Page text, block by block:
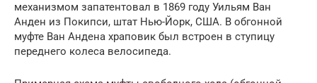
механизмом запатентовал в 1869 году Уильям Ван
Анден из Покипси, штат Нью-Йорк, США. В обгонной
муфте Ван Андена храповик был встроен в ступицу
переднего колеса велосипеда.